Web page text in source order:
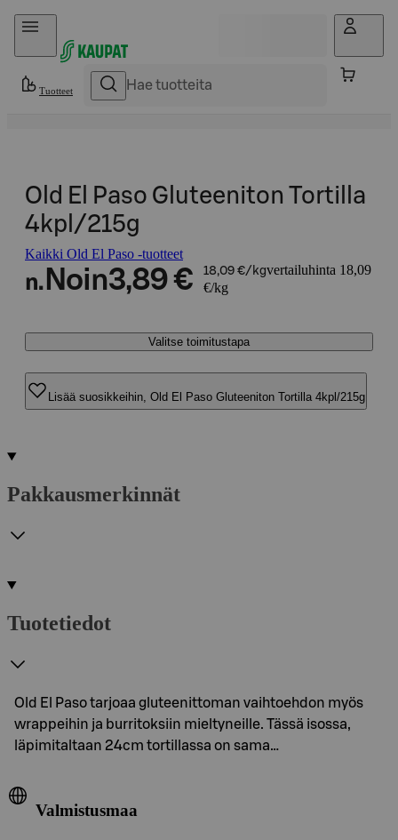
Hyppää sisältöön
Tuotteet
Old El Paso Gluteeniton Tortilla
4kpl/215g
Kaikki Old El Paso -tuotteet
n. Noin3,89 € 18,09 €/kgvertailuhinta 18,09
€/kg
Valitse toimitustapa
Lisää suosikkeihin, Old El Paso Gluteeniton Tortilla 4kpl/215g
Pakkausmerkinnät
Tuotetiedot
Old El Paso tarjoaa gluteenittoman vaihtoehdon myös
wrappeihin ja burritoksiin mieltyneille. Tässä isossa,
läpimitaltaan 24cm tortillassa on sama…
Valmistusmaa